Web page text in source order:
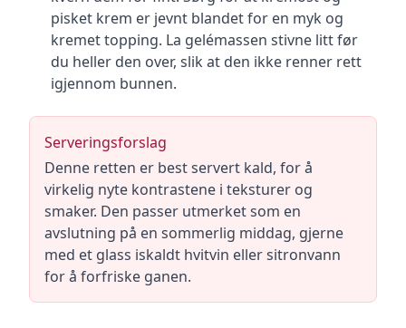
pisket krem er jevnt blandet for en myk og
kremet topping. La gelémassen stivne litt før
du heller den over, slik at den ikke renner rett
igjennom bunnen.
Serveringsforslag
Denne retten er best servert kald, for å
virkelig nyte kontrastene i teksturer og
smaker. Den passer utmerket som en
avslutning på en sommerlig middag, gjerne
med et glass iskaldt hvitvin eller sitronvann
for å forfriske ganen.